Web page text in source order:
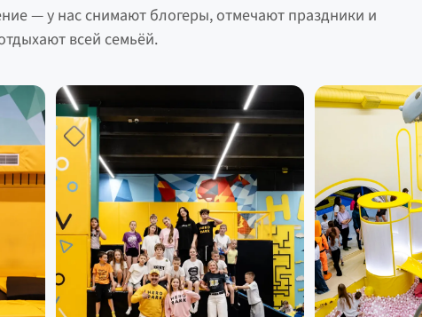
— у нас снимают блогеры, отмечают праздники и
всей семьёй.